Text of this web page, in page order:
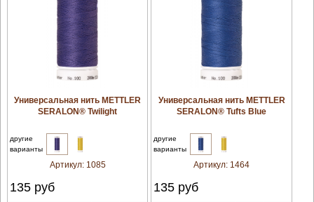
увеличить
Универсальная нить METTLER
SERALON® Twilight
другие
варианты
Артикул: 1085
135руб
увеличить
Универсальная нить METTLER
SERALON® Tufts Blue
другие
варианты
Артикул: 1464
135 руб